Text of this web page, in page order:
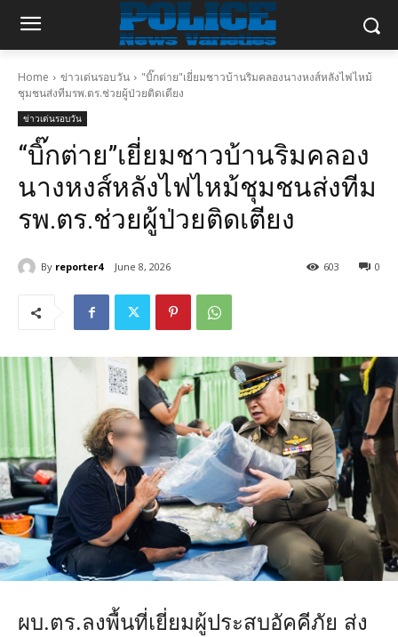
Home ข่าวเด่นรอบวัน
"บิ๊กต่าย"เยี่ยมชาวบ้านริมคลองนางหงส์หลังไฟไหม้
ชุมชนส่งทีมรพ.ตร.ช่วยผู้ป่วยติดเตียง
ข่าวเด่นรอบวัน
“บิ๊กต่าย”เยี่ยมชาวบ้านริมคลอง
นางหงส์หลังไฟไหม้ชุมชนส่งทีม
รพ.ตร.ช่วยผู้ป่วยติดเตียง
By reporter4 June 8, 2026 0
603
ผบ.ตร.ลงพื้นที่เยี่ยมผู้ประสบอัคคีภัย ส่ง